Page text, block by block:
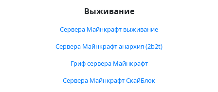
Выживание
Сервера Майнкрафт выживание
Сервера Майнкрафт анархия (2b2t)
Гриф сервера Майнкрафт
Сервера Майнкрафт СкайБлок